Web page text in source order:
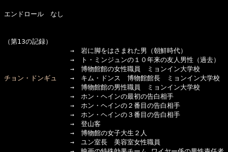
エンドロール　なし
（第13の記録）
→　岩に脚をはさまれた男（朝鮮時代）
→　ト・ミンジュンの１０年来の友人男性（過去）
チョン・ドンギュ
→　キム・ドンス　博物館館長　ミョンイン大学校
→　博物館館の男性職員　ミョンイン大学校
→　ホン・ヘインの最初の告白相手
→　ホン・ヘインの２番目の告白相手
→　ホン・ヘインの３番目の告白相手
→　登山客
→　博物館の女子大生２人
→　ユン室長　美容室女性職員